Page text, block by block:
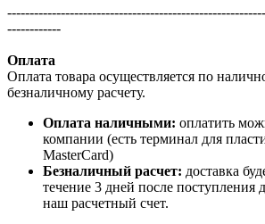
------------
Оплата
Оплата товара осуществляется по
безналичному расчету.
Оплата наличными: оплатить
компании (есть терминал для
MasterCard)
Безналичный расчет: доставка
течение 3 дней после поступления
наш расчетный счет.